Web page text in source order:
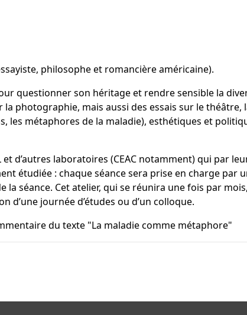
philosophe et romancière américaine).
questionner son héritage et rendre sensible la
photographie, mais aussi des essais sur le
métaphores de la maladie), esthétiques et
d’autres laboratoires (CEAC notamment) qui par
étudiée : chaque séance sera prise en charge par
séance. Cet atelier, qui se réunira une fois par
d’une journée d’études ou d’un colloque.
du texte "La maladie comme métaphore"